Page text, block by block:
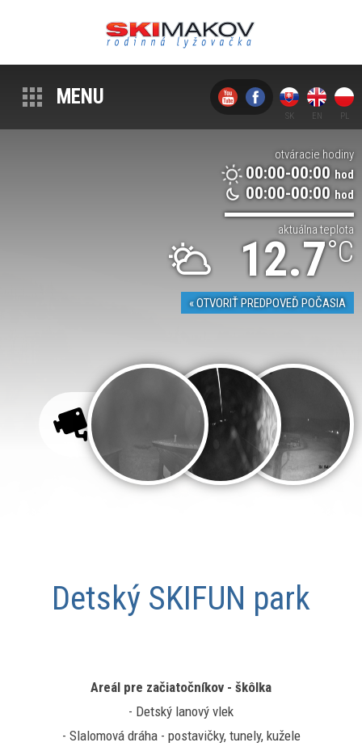
MENU
otváracie hodiny
00:00-00:00 hod
00:00-00:00hod
aktuálna teplota
12.7°C
« OTVORIŤ PREDPOVEĎ POČASIA
Detský SKIFUN park
Areál pre začiatočníkov - škôlka
- Detský lanový vlek
- Slalomová dráha - postavičky, tunely, kužele